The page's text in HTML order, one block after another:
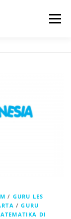
Menu
/ GURU LES
/GURU
DI